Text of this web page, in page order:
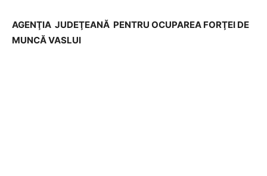
AGENŢIA JUDEŢEANĂ PENTRU OCUPAREA FORŢEI DE
MUNCĂ VASLUI